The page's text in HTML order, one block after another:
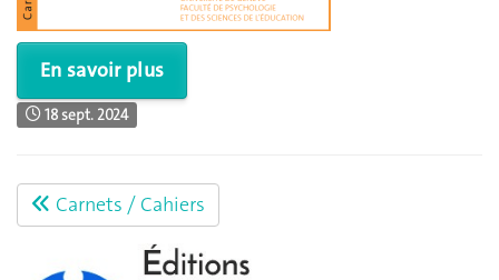
En savoir plus
18 sept. 2024
Carnets / Cahiers